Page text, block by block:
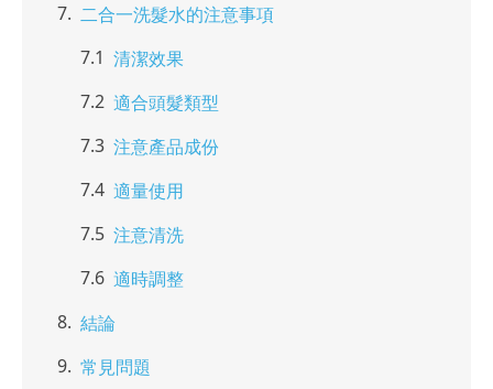
二合一洗髮水的注意事項
清潔效果
適合頭髮類型
注意產品成份
適量使用
注意清洗
適時調整
結論
常見問題